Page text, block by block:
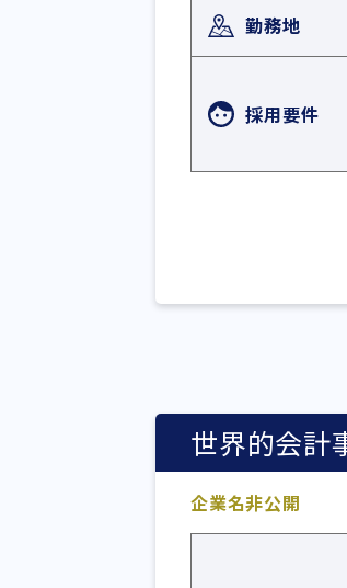
勤務地
採用要件
世界的会計
企業名非公開